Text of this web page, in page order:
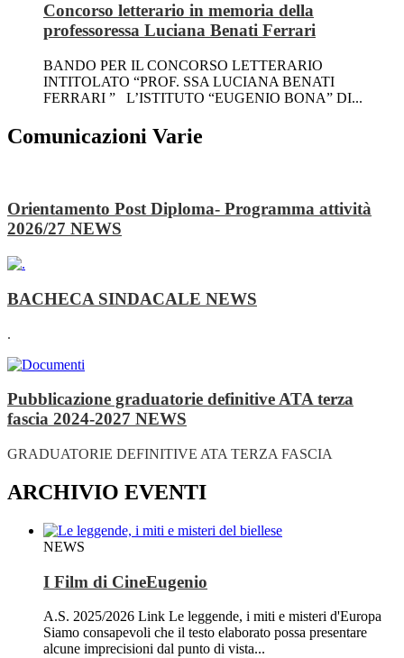
Concorso letterario in memoria della
professoressa Luciana Benati Ferrari
BANDO PER IL CONCORSO LETTERARIO
INTITOLATO “PROF. SSA LUCIANA BENATI
FERRARI ” L’ISTITUTO “EUGENIO BONA” DI...
Comunicazioni Varie
Orientamento Post Diploma- Programma attività
2026/27 NEWS
BACHECA SINDACALE NEWS
.
Pubblicazione graduatorie definitive ATA terza
fascia 2024-2027 NEWS
GRADUATORIE DEFINITIVE ATA TERZA FASCIA
ARCHIVIO EVENTI
NEWS
I Film di CineEugenio
A.S. 2025/2026 Link Le leggende, i miti e misteri d'Europa
Siamo consapevoli che il testo elaborato possa presentare
alcune imprecisioni dal punto di vista...